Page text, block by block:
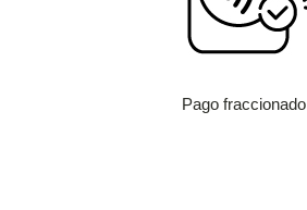
Pago fraccionado